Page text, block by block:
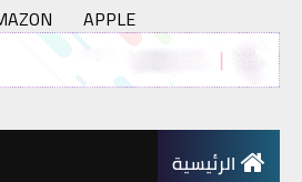
APPLE
الرئيسية